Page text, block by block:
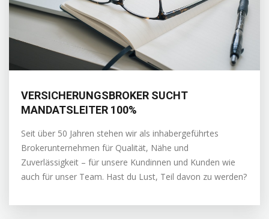
VERSICHERUNGSBROKER SUCHT
MANDATSLEITER 100%
Seit über 50 Jahren stehen wir als inhabergeführtes
Brokerunternehmen für Qualität, Nähe und
Zuverlässigkeit – für unsere Kundinnen und Kunden wie
auch für unser Team. Hast du Lust, Teil davon zu werden?